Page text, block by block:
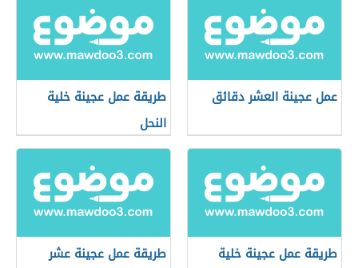
عمل عجينة العشر دقائق
طريقة عمل عجينة خلية
النحل
طريقة عمل عجينة خلية
طريقة عمل عجينة عشر